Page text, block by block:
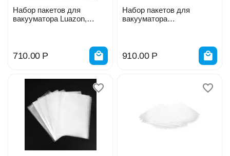
Набор пакетов для
вакууматора Luazon,
710.00 Р
Набор пакетов для
вакууматора
910.00 Р